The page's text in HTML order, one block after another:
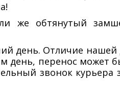
же обтянутый
день. Отличие нашей
день, перенос может
звонок курьера